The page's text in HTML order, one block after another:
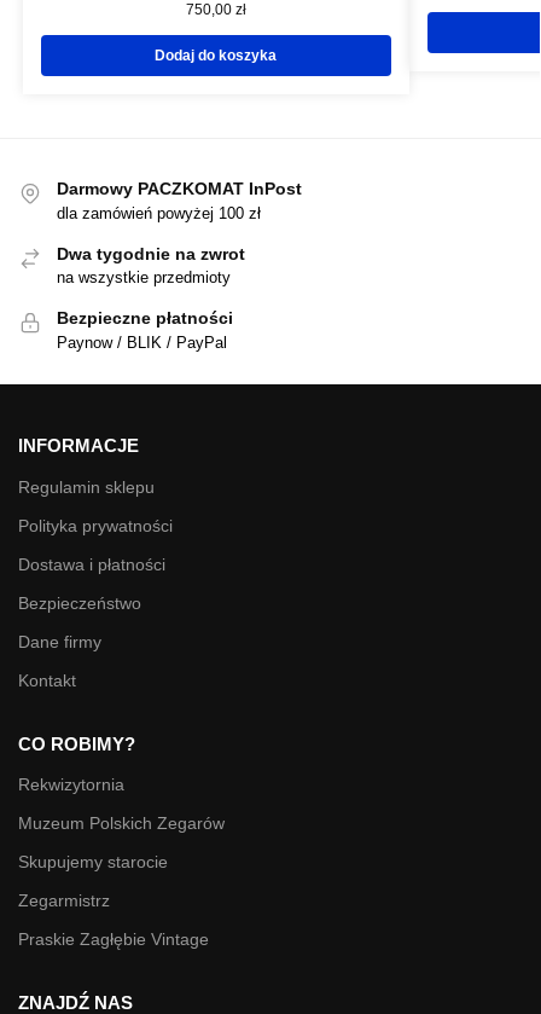
750,00 zł
Dodaj do koszyka
Darmowy PACZKOMAT InPost
dla zamówień powyżej 100 zł
Dwa tygodnie na zwrot
na wszystkie przedmioty
Bezpieczne płatności
Paynow / BLIK / PayPal
INFORMACJE
Regulamin sklepu
Polityka prywatności
Dostawa i płatności
Bezpieczeństwo
Dane firmy
Kontakt
CO ROBIMY?
Rekwizytornia
Muzeum Polskich Zegarów
Skupujemy starocie
Zegarmistrz
Praskie Zagłębie Vintage
ZNAJDŹ NAS